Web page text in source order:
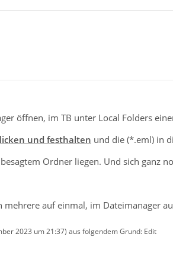
öffnen, im TB unter Local Folders
und festhalten und die (*.eml) in
Ordner liegen. Und sich ganz
auf einmal, im Dateimanager
2023 um 21:37) aus folgendem Grund: Edit